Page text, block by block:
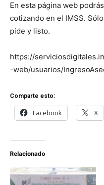
En esta página web
cotizando en el IMSS.
pide y listo.
https://
-web/usuarios/
Comparte esto:
Facebook X
Relacionado